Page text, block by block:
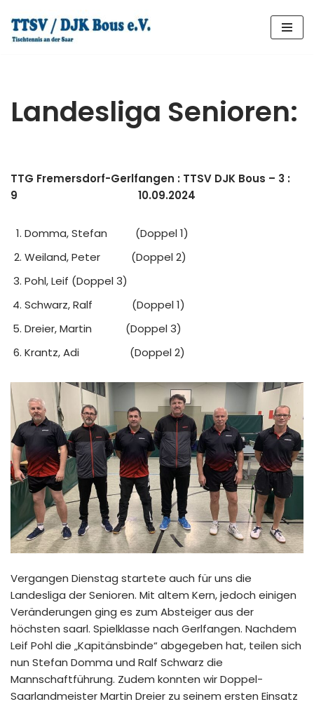
Zum
Landesliga Senioren:
TTG Fremersdorf-Gerlfangen : TTSV DJK Bous – 3 :
9 10.09.2024
Domma, Stefan (Doppel 1)
Weiland, Peter (Doppel 2)
Pohl, Leif (Doppel 3)
Schwarz, Ralf (Doppel 1)
Dreier, Martin (Doppel 3)
Krantz, Adi (Doppel 2)
Vergangen Dienstag startete auch für uns die
Landesliga der Senioren. Mit altem Kern, jedoch einigen
Veränderungen ging es zum Absteiger aus der
höchsten saarl. Spielklasse nach Gerlfangen. Nachdem
Leif Pohl die „Kapitänsbinde“ abgegeben hat, teilen sich
nun Stefan Domma und Ralf Schwarz die
Mannschaftführung. Zudem konnten wir Doppel-
Saarlandmeister Martin Dreier zu seinem ersten Einsatz